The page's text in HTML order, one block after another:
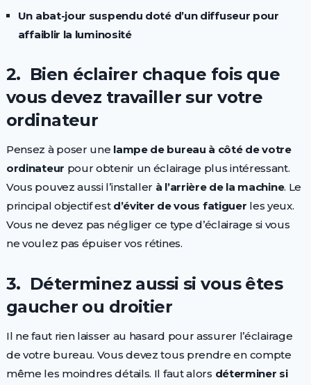
Un abat-jour suspendu doté d’un diffuseur pour
affaiblir la luminosité
2. Bien éclairer chaque fois que
vous devez travailler sur votre
ordinateur
Pensez à poser une lampe de bureau à côté devotre
ordinateur pour obtenir un éclairage plus intéressant.
Vous pouvez aussi l’installer à l’arrière de la machine. Le
principal objectif est d’éviter devous fatiguer les yeux.
Vous ne devez pas négliger ce type d’éclairage si vous
ne voulez pas épuiser vos rétines.
3. Déterminez aussi si vous êtes
gaucher ou droitier
Il ne faut rien laisser au hasard pour assurer l’éclairage
de votre bureau. Vous devez tous prendre en compte
même les moindres détails. Il faut alors déterminer si